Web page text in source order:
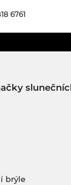
6761
brýle